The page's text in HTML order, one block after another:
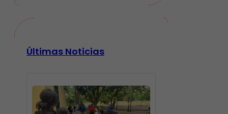
Últimas Noticias